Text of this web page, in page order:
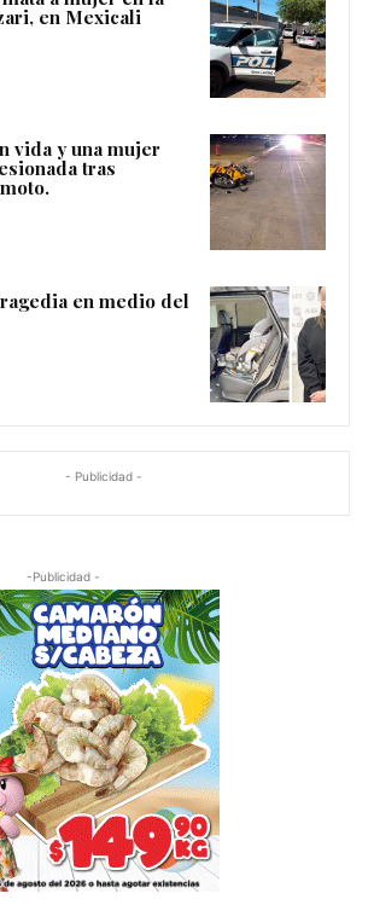
en Mexicali
vida y una mujer
tras
en medio del
- Publicidad -
-Publicidad -